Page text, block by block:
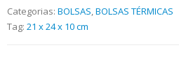
Categorias: BOLSAS,BOLSAS TÉRMICAS
Tag: 21 x 24 x 10 cm